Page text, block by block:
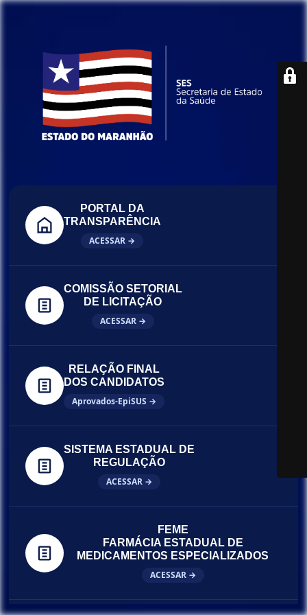
PORTAL DA
TRANSPARÊNCIA
ACESSAR →
COMISSÃO SETORIAL
DE LICITAÇÃO
ACESSAR →
RELAÇÃO FINAL
DOS CANDIDATOS
Aprovados-EpiSUS →
SISTEMA ESTADUAL DE
REGULAÇÃO
ACESSAR →
FEME
FARMÁCIA ESTADUAL DE
MEDICAMENTOS ESPECIALIZADOS
ACESSAR →